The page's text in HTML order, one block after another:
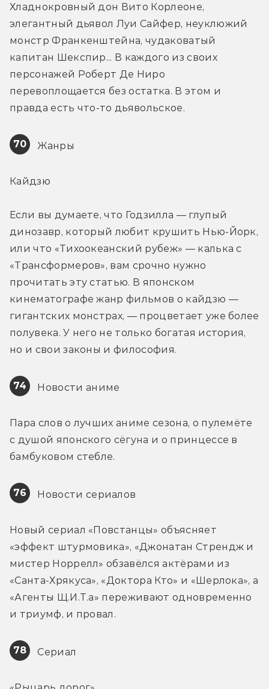
Хладнокровный дон Вито Корлеоне,
элегантный дьявол Луи Сайфер, неуклюжий
монстр Франкенштейна, чудаковатый
капитан Шекспир... В каждого из своих
персонажей Роберт Де Ниро
перевоплощается без остатка. В этом и
правда есть что-то дьявольское.
70 Жанры
Кайдзю
Если вы думаете, что Годзилла — глупый
динозавр, который любит крушить Нью-Йорк,
или что «Тихоокеанский рубеж» — калька с
«Трансформеров», вам срочно нужно
прочитать эту статью. В японском
кинематографе жанр фильмов о кайдзю —
гигантских монстрах, — процветает уже более
полувека. У него не только богатая история,
но и свои законы и философия.
74 Новости аниме
Пара слов о лучших аниме сезона, о пулемёте
с душой японского сёгуна и о принцессе в
бамбуковом стебле.
76 Новости сериалов
Новый сериал «Повстанцы» объясняет
«эффект штурмовика», «Джонатан Стрендж и
мистер Норрелл» обзавёлся актёрами из
«Санта-Хрякуса», «Доктора Кто» и «Шерлока», а
«Агенты Щ.И.Т.а» переживают одновременно
и триумф, и провал.
78 Сериал